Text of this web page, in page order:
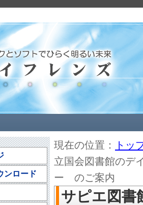
現在の位置：
トッ
立国会図書館のデ
ー のご案内
サピエ図書
ンロード